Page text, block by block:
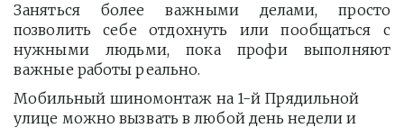
Заняться более важными делами, просто
позволить себе отдохнуть или пообщаться с
нужными людьми, пока профи выполняют
важные работы реально.
Мобильный шиномонтаж на 1-й Прядильной
улице можно вызвать в любой день недели и